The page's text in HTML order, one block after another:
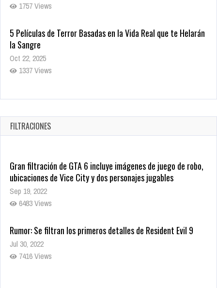
1757 Views
5 Películas de Terror Basadas en la Vida Real que te Helarán
la Sangre
Oct 22, 2025
1337 Views
Revive el terror: El conjuro 4: Últimos ritos ya está disponible
Oct 20, 2025
1379 Views
FILTRACIONES
Gran filtración de GTA 6 incluye imágenes de juego de robo,
ubicaciones de Vice City y dos personajes jugables
Sep 19, 2022
6483 Views
Rumor: Se filtran los primeros detalles de Resident Evil 9
Jul 30, 2022
7416 Views